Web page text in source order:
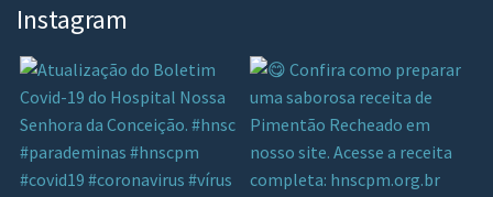
Instagram